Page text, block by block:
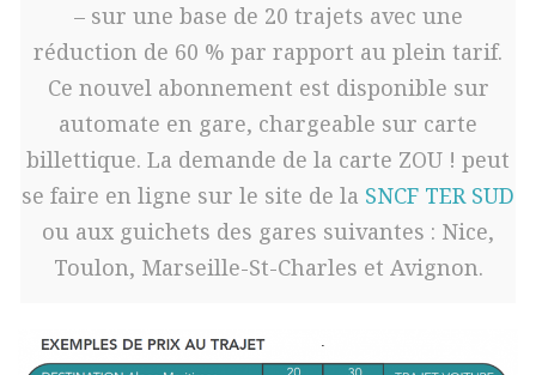
– sur une base de 20 trajets avec une
réduction de 60 % par rapport au plein tarif.
Ce nouvel abonnement est disponible sur
automate en gare, chargeable sur carte
billettique. La demande de la carte ZOU ! peut
se faire en ligne sur le site de la SNCF TER SUD
ou aux guichets des gares suivantes : Nice,
Toulon, Marseille-St-Charles et Avignon.